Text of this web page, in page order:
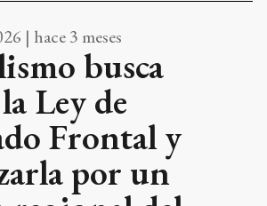
| hace 3 meses
busca
Ley de
Frontal y
por un